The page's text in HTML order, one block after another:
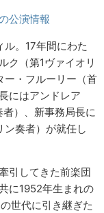
公演情報
。17年間にわた
ク（第1ヴァイオリ
ー・フルーリー（首
にはアンドレア
）、新事務局長に
奏者）が就任し
引してきた前楽団
に1952年生まれの
世代に引き継ぎた